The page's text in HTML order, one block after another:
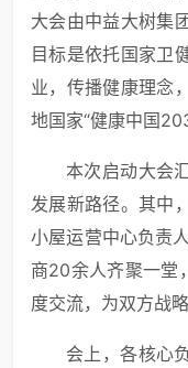
大会由中益大树集
目标是依托国家卫
业，传播健康理念
地国家“健康中国
本次启动大会
发展新路径。其中
小屋运营中心负责
商20余人齐聚一堂
度交流，为双方战
会上，各核心